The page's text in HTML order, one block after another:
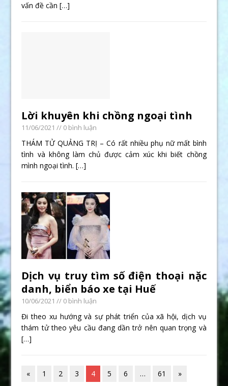
vấn đề cần[…]
Lời khuyên khi chồng ngoại tình
11/06/2021 // 0 bình luận
THÁM TỬ QUẢNG TRỊ – Có rất nhiều phụ nữ mất bình
tình và không làm chủ được cảm xúc khi biết chồng
mình ngoại tình.[…]
Dịch vụ truy tìm số điện thoại nặc
danh, biển báo xe tại Huế
10/06/2021 // 0 bình luận
Đi theo xu hướng và sự phát triển của xã hội, dịch vụ
thám tử theo yêu cầu đang dần trở nên quan trọng và
[…]
« 1 2 3 4 5 6 … 61 »